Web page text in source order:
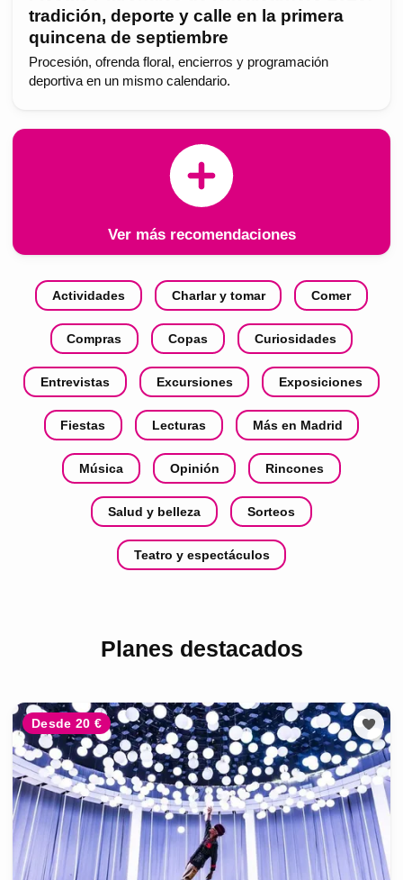
tradición, deporte y calle en la primera
quincena de septiembre
Procesión, ofrenda floral, encierros y programación
deportiva en un mismo calendario.
Ver más recomendaciones
Actividades Charlar y tomar Comer
Compras Copas Curiosidades
Entrevistas Excursiones Exposiciones
Fiestas Lecturas Más en Madrid
Música Opinión Rincones
Salud y belleza Sorteos
Teatro y espectáculos
Planes destacados
Desde 20 €